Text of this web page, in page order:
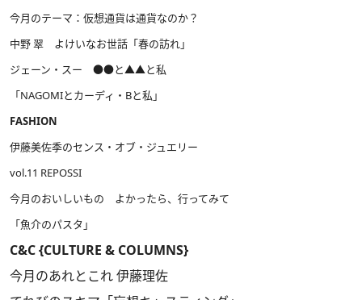
今月のテーマ：仮想通貨は通貨なのか？
中野 翠 よけいなお世話「春の訪れ」
ジェーン・スー ●●と▲▲と私
「NAGOMIとカーディ・Bと私」
FASHION
伊藤美佐季のセンス・オブ・ジュエリー
vol.11 REPOSSI
今月のおいしいもの よかったら、行ってみて
「魚介のパスタ」
C&C {CULTURE & COLUMNS}
今月のあれとこれ 伊藤理佐